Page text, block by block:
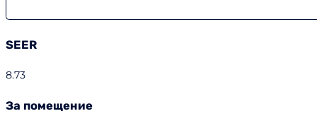
SEER
8.73
За помещение